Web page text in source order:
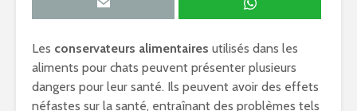
Les conservateurs alimentaires utilisés dans les
aliments pour chats peuvent présenter plusieurs
dangers pour leur santé. Ils peuvent avoir des effets
néfastes sur la santé, entraînant des problèmes tels